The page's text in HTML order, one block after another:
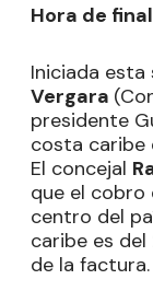
Hora de
Iniciada esta
Vergara
presidente
costa caribe
El concejal
que el cobro
centro del
caribe es del
de la factura.